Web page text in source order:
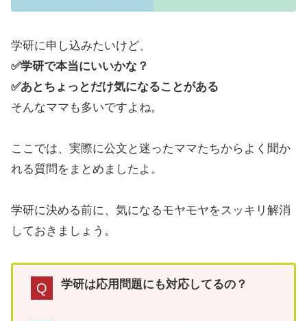
学研に申し込みたいけど、
✅学研で本当にいいかな？
✅あとちょっとだけ気になることがある
そんなママも多いですよね。
ここでは、実際に公文と迷ったママたちからよく聞か
れる質問をまとめましたよ。
学研に決める前に、気になるモヤモヤをスッキリ解消
しておきましょう。
Q 学研は応用問題にも対応してるの？